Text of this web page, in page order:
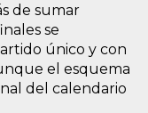
de sumar
se
único y con
el esquema
del calendario